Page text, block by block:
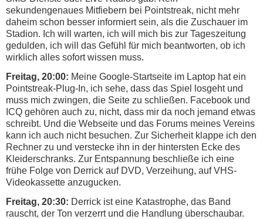
sekundengenaues Mitfiebern bei Pointstreak, nicht mehr
daheim schon besser informiert sein, als die Zuschauer im
Stadion. Ich will warten, ich will mich bis zur Tageszeitung
gedulden, ich will das Gefühl für mich beantworten, ob ich
wirklich alles sofort wissen muss.
Freitag, 20:00: Meine Google-Startseite im Laptop hat ein
Pointstreak-Plug-In, ich sehe, dass das Spiel losgeht und
muss mich zwingen, die Seite zu schließen. Facebook und
ICQ gehören auch zu, nicht, dass mir da noch jemand etwas
schreibt. Und die Webseite und das Forums meines Vereins
kann ich auch nicht besuchen. Zur Sicherheit klappe ich den
Rechner zu und verstecke ihn in der hintersten Ecke des
Kleiderschranks. Zur Entspannung beschließe ich eine
frühe Folge von Derrick auf DVD, Verzeihung, auf VHS-
Videokassette anzugucken.
Freitag, 20:30: Derrick ist eine Katastrophe, das Band
rauscht, der Ton verzerrt und die Handlung überschaubar.